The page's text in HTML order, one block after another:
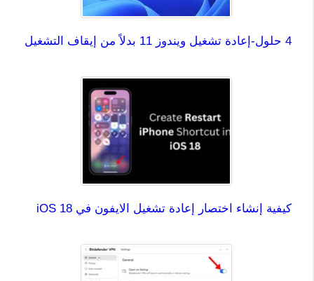
4 حلول-إعادة تشغيل ويندوز 11 بدلاً من إيقاف التشغيل
كيفية إنشاء اختصار إعادة تشغيل الايفون في iOS 18